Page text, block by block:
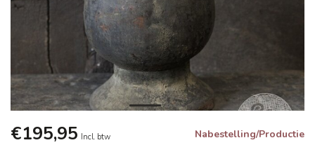
€195,95 Incl. btw Nabestelling/Productie